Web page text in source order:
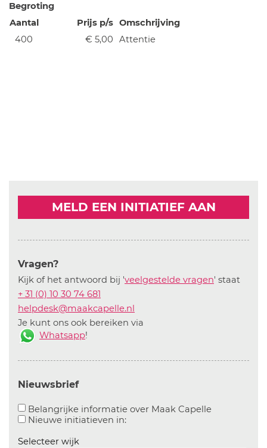
Begroting
Aantal
Prijs p/s Omschrijving
400
€ 5,00 Attentie
MELD EEN INITIATIEF AAN
Vragen?
Kijk of het antwoord bij 'veelgestelde vragen' staat
+ 31 (0) 10 30 74 681
helpdesk@maakcapelle.nl
Je kunt ons ook bereiken via
Whatsapp!
Nieuwsbrief
Belangrijke informatie over Maak CapelleAanvinken
Nieuwe initiatieven in:Aanvinken om informatie over
Selecteer wijk